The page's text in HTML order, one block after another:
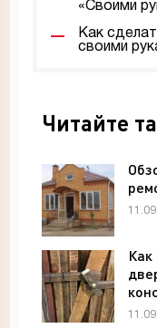
«Своими
Как
своими
Читайте
Как